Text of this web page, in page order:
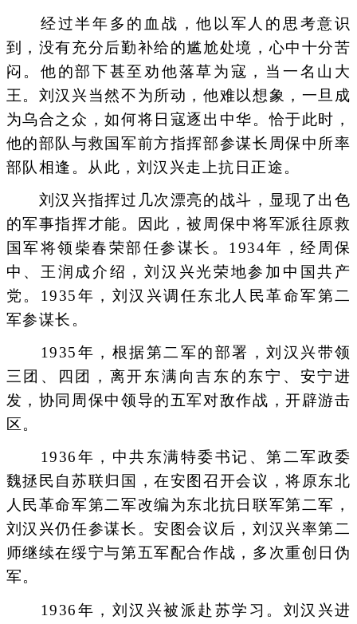
经过半年多的血战，他以军人的思考意识
到，没有充分后勤补给的尴尬处境，心中十分苦
闷。他的部下甚至劝他落草为寇，当一名山大
王。刘汉兴当然不为所动，他难以想象，一旦成
为乌合之众，如何将日寇逐出中华。恰于此时，
他的部队与救国军前方指挥部参谋长周保中所率
部队相逢。从此，刘汉兴走上抗日正途。
刘汉兴指挥过几次漂亮的战斗，显现了出色
的军事指挥才能。因此，被周保中将军派往原救
国军将领柴春荣部任参谋长。1934年，经周保
中、王润成介绍，刘汉兴光荣地参加中国共产
党。1935年，刘汉兴调任东北人民革命军第二
军参谋长。
1935年，根据第二军的部署，刘汉兴带领
三团、四团，离开东满向吉东的东宁、安宁进
发，协同周保中领导的五军对敌作战，开辟游击
区。
1936年，中共东满特委书记、第二军政委
魏拯民自苏联归国，在安图召开会议，将原东北
人民革命军第二军改编为东北抗日联军第二军，
刘汉兴仍任参谋长。安图会议后，刘汉兴率第二
师继续在绥宁与第五军配合作战，多次重创日伪
军。
1936年，刘汉兴被派赴苏学习。刘汉兴进